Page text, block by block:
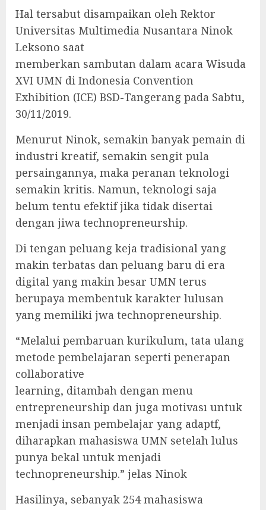
Hal tersabut disampaikan oleh Rektor
Universitas Multimedia Nusantara Ninok
Leksono saat
memberkan sambutan dalam acara Wisuda
XVI UMN di Indonesia Convention
Exhibition (ICE) BSD-Tangerang pada Sabtu,
30/11/2019.
Menurut Ninok, semakin banyak pemain di
industri kreatif, semakin sengit pula
persaingannya, maka peranan teknologi
semakin kritis. Namun, teknologi saja
belum tentu efektif jika tidak disertai
dengan jiwa technopreneurship.
Di tengan peluang keja tradisional yang
makin terbatas dan peluang baru di era
digital yang makin besar UMN terus
berupaya membentuk karakter lulusan
yang memiliki jwa technopreneurship.
“Melalui pembaruan kurikulum, tata ulang
metode pembelajaran seperti penerapan
collaborative
learning, ditambah dengan menu
entrepreneurship dan juga motivası untuk
menjadi insan pembelajar yang adaptf,
diharapkan mahasiswa UMN setelah lulus
punya bekal untuk menjadi
technopreneurship.” jelas Ninok
Hasilinya, sebanyak 254 mahasiswa